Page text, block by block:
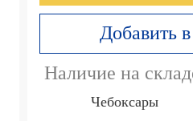
Добавить
Наличие на
Чебоксары